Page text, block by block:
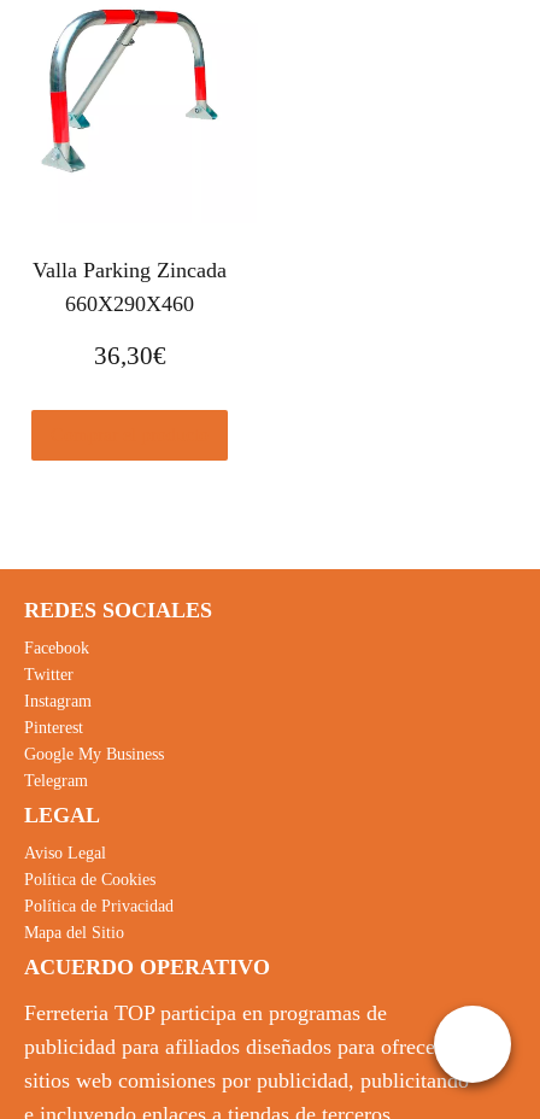
Valla Parking Zincada
660X290X460
36,30€
REDES SOCIALES
Facebook
Twitter
Instagram
Pinterest
Google My Business
Telegram
LEGAL
Aviso Legal
Política de Cookies
Política de Privacidad
Mapa del Sitio
ACUERDO OPERATIVO
Ferreteria TOP participa en programas de
publicidad para afiliados diseñados para ofrecer a
sitios web comisiones por publicidad, publicitando
e incluyendo enlaces a tiendas de terceros.